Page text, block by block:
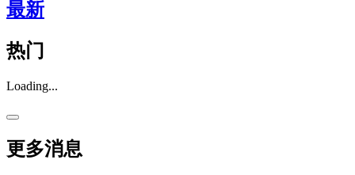
最新
热门
Loading...
更多消息